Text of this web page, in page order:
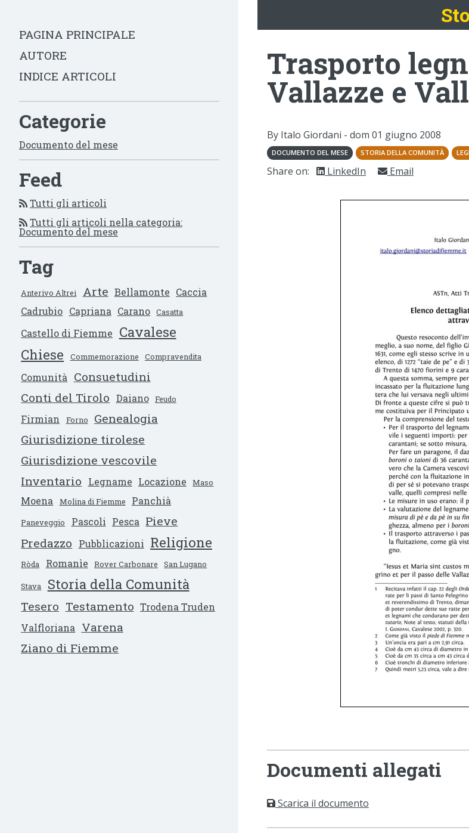
PAGINA PRINCIPALE
AUTORE
INDICE ARTICOLI
Categorie
Documento del mese
Feed
Tutti gli articoli
Tutti gli articoli nella categoria:
Documento del mese
Tag
Anterivo Altrei Arte Bellamonte Caccia
Cadrubio Capriana Carano Casatta
Castello di Fiemme
Cavalese
Chiese
Commemorazione Compravendita
Comunità
Consuetudini
Conti del Tirolo Daiano Feudo
Firmian Forno
Genealogia
Giurisdizione tirolese
Giurisdizione vescovile
Inventario
Legname Locazione Maso
Moena Molina di Fiemme Panchià
Paneveggio Pascoli Pesca Pieve
Predazzo
Pubblicazioni Religione
Ròda Romanìe Rover Carbonare San Lugano
Stava Storia della Comunità
Tesero Testamento Trodena Truden
Valfloriana
Varena
Ziano di Fiemme
Trasporto
Vallazze e
By Italo Giordani - dom 01 giugno 2008
DOCUMENTO DEL MESE STORIA DELLA COMUNITÀ
Share on: LinkedIn Email
Documenti allegati
Scarica il documento